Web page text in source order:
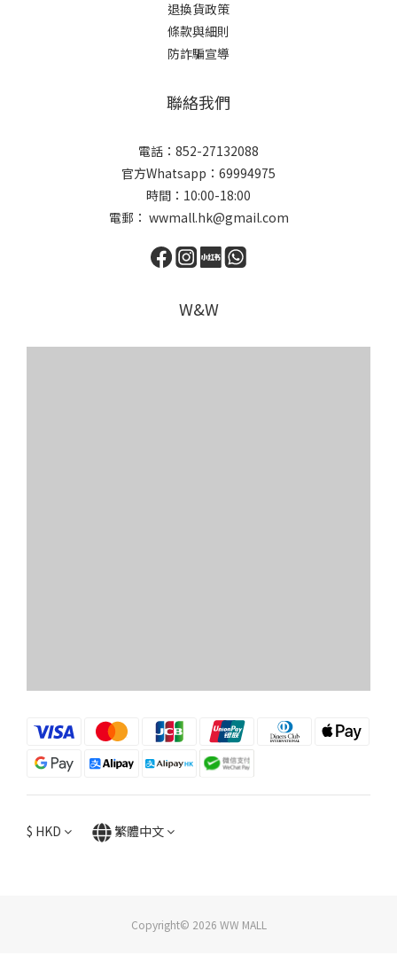
退換貨政策
條款與細則
防詐騙宣導
聯絡我們
電話：852-27132088
官方Whatsapp：69994975
時間：10:00-18:00
電郵： wwmall.hk@gmail.com
W&W
$ HKD 繁體中文
Copyright© 2026 WW MALL